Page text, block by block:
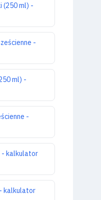
(250 ml) -
-
ml) -
-
- kalkulator
kalkulator